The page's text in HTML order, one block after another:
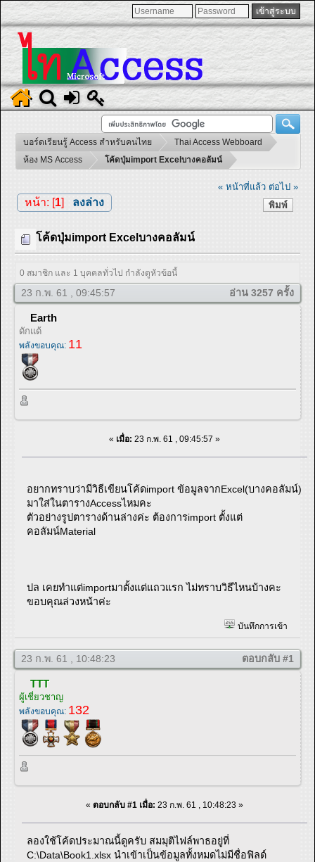
บอร์ดเรียนรู้ Access สำหรับคนไทย
Thai Access Webboard
ห้อง MS Access
โค้ดปุ่มimport Excelบางคอลัมน์
« หน้าที่แล้ว ต่อไป »
พิมพ์
หน้า: [1] ลงล่าง
โค้ดปุ่มimport Excelบางคอลัมน์
0 สมาชิก และ 1 บุคคลทั่วไป กำลังดูหัวข้อนี้
23 ก.พ. 61 , 09:45:57 อ่าน 3257 ครั้ง
Earth
ดักแด้
พลังขอบคุณ: 11
« เมื่อ: 23 ก.พ. 61 , 09:45:57 »
อยากทราบว่ามีวิธีเขียนโค้ดimport ข้อมูลจากExcel(บางคอลัมน์)
มาใส่ในตารางAccessไหมคะ
ตัวอย่างรูปตารางด้านล่างค่ะ ต้องการimport ตั้งแต่
คอลัมน์Material
ปล เคยทำแต่importมาตั้งแต่แถวแรก ไม่ทราบวิธีไหนบ้างคะ
ขอบคุณล่วงหน้าค่ะ
บันทึกการเข้า
23 ก.พ. 61 , 10:48:23 ตอบกลับ #1
TTT
ผู้เชี่ยวชาญ
พลังขอบคุณ: 132
« ตอบกลับ #1 เมื่อ: 23 ก.พ. 61 , 10:48:23 »
ลองใช้โค้ดประมาณนี้ดูครับ สมมุติไฟล์พาธอยู่ที่
C:\Data\Book1.xlsx นำเข้าเป็นข้อมูลทั้งหมดไม่มีชื่อฟิลด์